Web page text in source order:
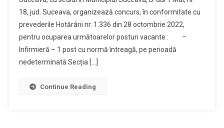
18, jud. Suceava, organizează concurs, în conformitate cu
prevederile Hotărârii nr. 1.336 din 28 octombrie 2022,
pentru ocuparea următoarelor posturi vacante : –
Infirmieră – 1 post cu normă întreagă, pe perioadă
nedeterminată Secția […]
Continue Reading